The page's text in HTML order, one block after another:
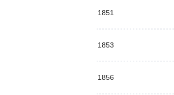
1851
1853
1856